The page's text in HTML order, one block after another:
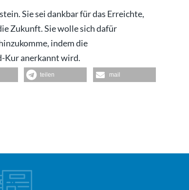
Sie sei dankbar für das Erreichte,
Zukunft. Sie wolle sich dafür
indem die
Kur anerkannt wird.
teilen mail